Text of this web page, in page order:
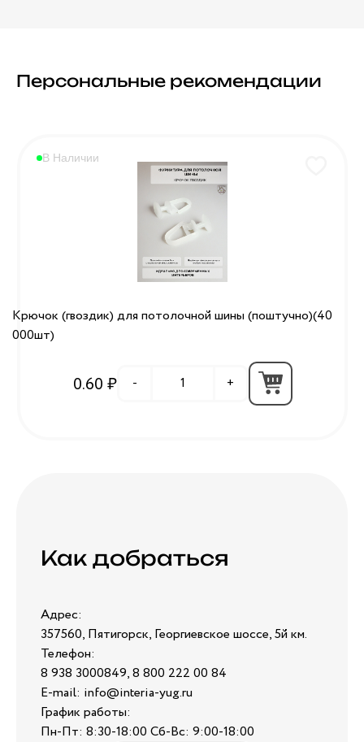
Персональные рекомендации
Крючок (гвоздик) для потолочной шины (поштучно)(40
000шт)
В Наличии
0.60 ₽ - +
Как добраться
Адрес:
357560, Пятигорск, Георгиевское шоссе, 5й км.
Телефон:
8 938 3000849, 8 800 222 00 84
E-mail: info@interia-yug.ru
График работы:
Пн-Пт: 8:30-18:00 Сб-Вс: 9:00-18:00